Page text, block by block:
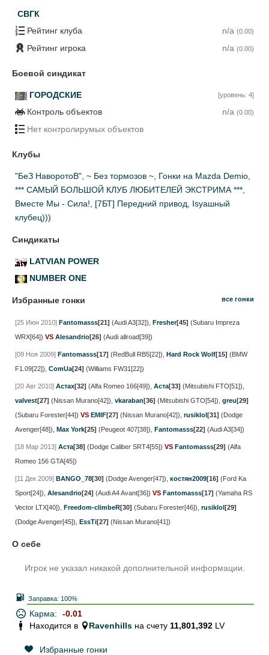
СВГК
Рейтинг клуба
n/a (0.00)
Рейтинг игрока n/a (0.00)
Боевой синдикат
ГОРОДСКИЕ [уровень: 4]
Контроль объектов n/a (0.00)
Нет контролирумых объектов
Клубы
"БеЗ НаворотоВ", ~ Без тормозов ~, Гонки на Mazda Demio,
*** САМЫЙ БОЛЬШОЙ КЛУБ ЛЮБИТЕЛЕЙ ЭКСТРИМА ***,
Вместе Мы - Сила!, [7БТ] Передний привод, Isyaшный
клубец)))
Синдикаты
LATVIAN POWER
NUMBER ONE
Избранные гонки все гонки
[25 Июн 2010] Fantomasss[21] (Audi A3[32]), Fresher[45] (Subaru Impreza
WRX[64]) VS Alesandrio[26] (Audi allroad[39])
[09 Ноя 2009] Fantomasss[17] (RedBull RB5[22]), Hard Rock Wolf[15] (BMW
F1.09[22]), ComUa[24] (Williams FW31[22])
[20 Авг 2010] Астах[32] (Alfa Romeo 166[49]), Аста[33] (Mitsubishi FTO[51]),
valvest[27] (Nissan Murano[42]), vkaraban [36] (Mitsubishi GTO[54]), greu [29]
(Subaru Forester[44]) VS EMIF[27] (Nissan Murano[42]), rusiklol [31] (Dodge
Avenger[48]), Max York[25] (Peugeot 407[38]), Fantomasss[22] (Audi A3[34])
[18 Мар 2013] Аста[38] (Dodge Caliber SRT4[55]) VS Fantomasss[29] (Alfa
Romeo 156 GTA[45])
[11 Дек 2009] BANGO_78[30] (Dodge Avenger[47]), костян2009[16] (Ford Ka
Sport[24]), Alesandrio[24] (Audi A4 Avant[36]) VS Fantomasss[17] (Yamaha RS
Vector LTX[40]), Freedom-climbeR[30] (Subaru Forester[46]), rusiklol [29]
(Dodge Avenger[45]), EssTi[27] (Nissan Murano[41])
О себе
Игрок не указал никакой дополнительной информации.
Заправка: 100%
Карма:
-0.01
Находится в
Ravenhills на счету 11,801,392 LV
Избранные гонки